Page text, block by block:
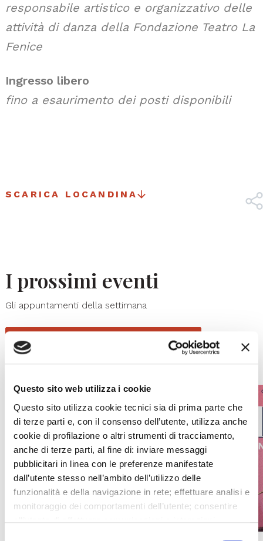
Questo sito web utilizza i cookie
Questo sito utilizza cookie tecnici sia di prima parte che
di terze parti e, con il consenso dell’utente, utilizza anche
cookie di profilazione o altri strumenti di tracciamento,
anche di terze parti, al fine di: inviare messaggi
pubblicitari in linea con le preferenze manifestate
dall’utente stesso nell’ambito dell’utilizzo delle
funzionalità e della navigazione in rete; effettuare analisi e
monitoraggio dei comportamenti dell’utente; consentire
responsabile artistico e organizzativo delle
attività di danza della Fondazione Teatro La
Fenice
Ingresso libero
fino a esaurimento dei posti disponibili
SCARICA LOCANDINA
I prossimi eventi
Gli appuntamenti della settimana
IL CALENDARIO COMPLETO